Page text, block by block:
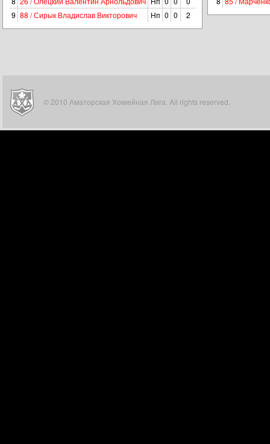
9 88 / Сирык Владислав Викторович Нп 0 0 2
© 2010 Аматорская Хоккейная Лига. All rights reserved.